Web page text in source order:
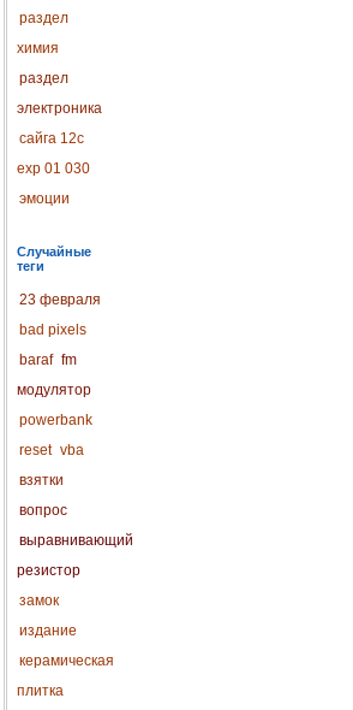
раздел
химия
раздел
электроника
сайга 12с
exp 01 030
эмоции
Случайные
теги
23 февраля
bad pixels
baraf fm
модулятор
powerbank
reset vba
взятки
вопрос
выравнивающий
резистор
замок
издание
керамическая
плитка